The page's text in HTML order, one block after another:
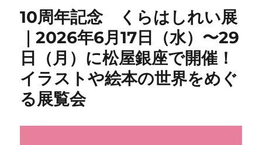
10周年記念 くらはしれい展
｜2026年6月17日（水）〜29
日（月）に松屋銀座で開催！
イラストや絵本の世界をめぐ
る展覧会